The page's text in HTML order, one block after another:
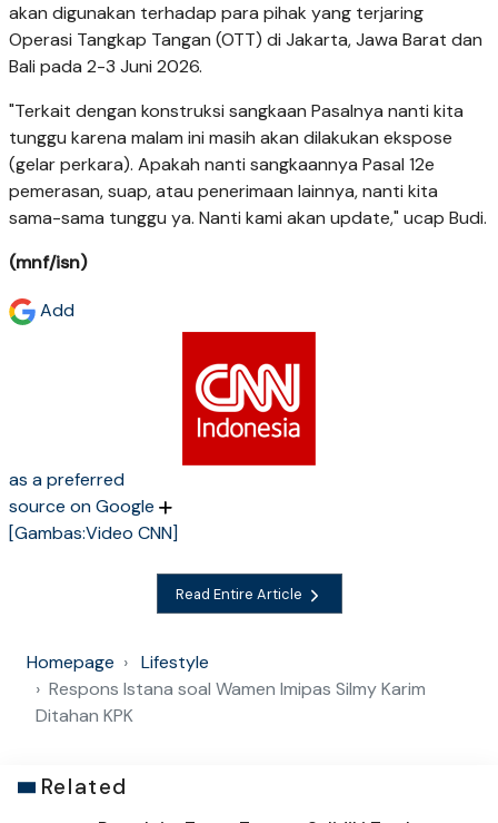
akan digunakan terhadap para pihak yang terjaring
Operasi Tangkap Tangan (OTT) di Jakarta, Jawa Barat dan
Bali pada 2-3 Juni 2026.
"Terkait dengan konstruksi sangkaan Pasalnya nanti kita
tunggu karena malam ini masih akan dilakukan ekspose
(gelar perkara). Apakah nanti sangkaannya Pasal 12e
pemerasan, suap, atau penerimaan lainnya, nanti kita
sama-sama tunggu ya. Nanti kami akan update," ucap Budi.
(mnf/isn)
Add
as a preferred
source on Google
[Gambas:Video CNN]
Read Entire Article
Homepage
Lifestyle
Respons Istana soal Wamen Imipas Silmy Karim
Ditahan KPK
Related